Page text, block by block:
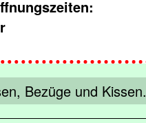
Bezüge und Kissen.